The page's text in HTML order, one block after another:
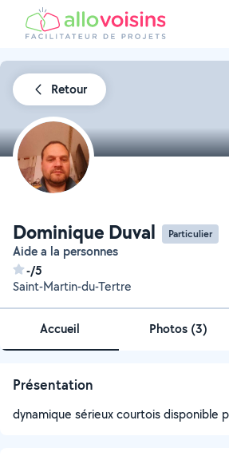
Retour
Dominique Duval Particulier
Aide a la personnes
-/5
Saint-Martin-du-Tertre
Accueil Photos (3)
Présentation
dynamique sérieux courtois disponible